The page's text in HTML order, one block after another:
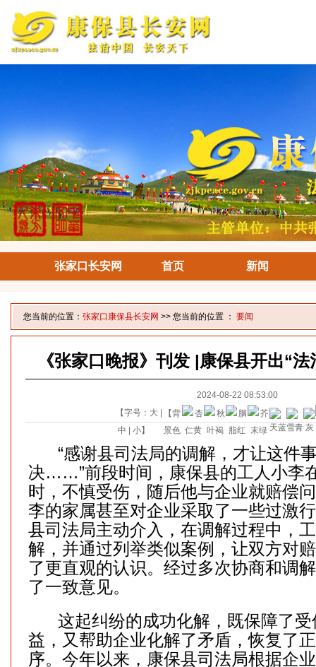
张家口长安网 首页 新闻
您当前的位置： 张家口康保县长安网 >> 您当前的位置 ： 要闻
《张家口晚报》刊发 |康保县开出“
2024-08-22 08:53:00
【字号： 大
中
小】
【背
景色
“感谢县司法局的调解，才让这件
决……”前段时间，康保县的工人小李
时，不慎受伤，随后他与企业就赔偿
李的家属甚至对企业采取了一些过激
县司法局主动介入，在调解过程中，
解，并通过列举类似案例，让双方对
了更直观的认识。经过多次协商和调
了一致意见。
这起纠纷的成功化解，既保障了
益，又帮助企业化解了矛盾，恢复了
序。今年以来，康保县司法局根据企